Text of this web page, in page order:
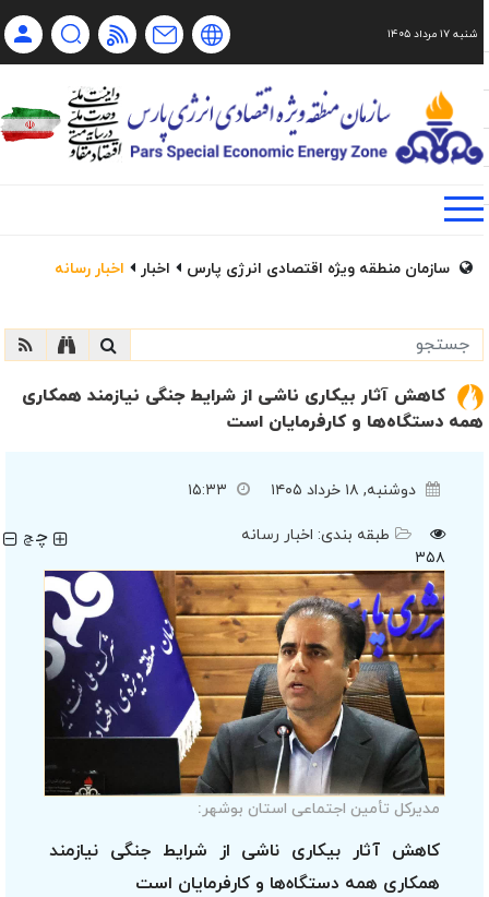
فا Ru Ch
شنبه ۱۷ مرداد ۱۴۰۵
سازمان منطقه ویژه اقتصادی انرژی پارس اخبار اخبار رسانه
کاهش آثار بیکاری ناشی از شرایط جنگی نیازمند همکاری
همه دستگاه‌ها و کارفرمایان است
دوشنبه, ۱۸ خرداد ۱۴۰۵ ۱۵:۳۳
۳۵۸
طبقه بندی: اخبار رسانه چچ
مدیرکل تأمین اجتماعی استان بوشهر:
کاهش آثار بیکاری ناشی از شرایط جنگی نیازمند
همکاری همه دستگاه‌ها و کارفرمایان است